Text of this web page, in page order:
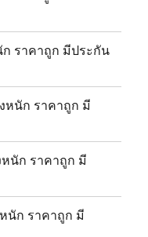
ก ราคาถูก มีประกัน
หนัก ราคาถูก มี
นัก ราคาถูก มี
นัก ราคาถูก มี